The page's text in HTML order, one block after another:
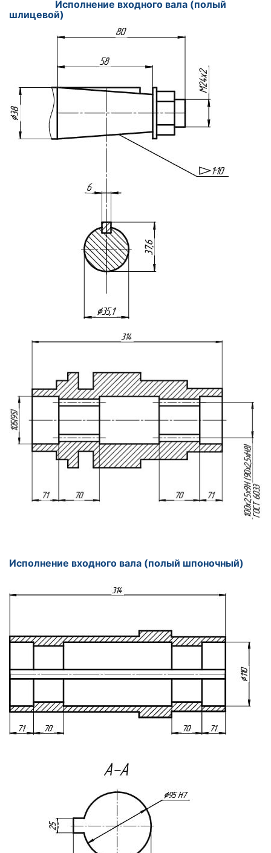
Исполнение входного вала (полый
шлицевой)
Исполнение входного вала (полый шпоночный)